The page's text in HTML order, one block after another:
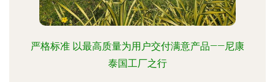
严格标准 以最高质量为用户交付满意产品——尼康
泰国工厂之行